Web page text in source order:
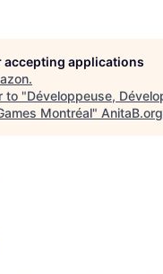
accepting applications
.
to "Développeuse,
Montréal" AnitaB.org